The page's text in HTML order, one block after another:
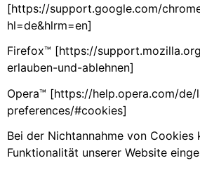
[https://support.google.com/
hl=de&hlrm=en]
Firefox™ [https://
erlauben-und-ablehnen]
Opera™ [https://help.opera.com/
preferences/#cookies]
Bei der Nichtannahme von Cookies
Funktionalität unserer Website